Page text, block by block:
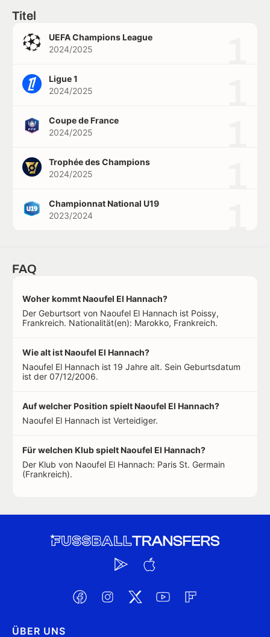
Titel
UEFA Champions League
2024/2025
Ligue 1
2024/2025
Coupe de France
2024/2025
Trophée des Champions
2024/2025
Championnat National U19
2023/2024
FAQ
Woher kommt Naoufel El Hannach?
Der Geburtsort von Naoufel El Hannach ist Poissy,
Frankreich. Nationalität(en): Marokko, Frankreich.
Wie alt ist Naoufel El Hannach?
Naoufel El Hannach ist 19 Jahre alt. Sein Geburtsdatum
ist der 07/12/2006.
Auf welcher Position spielt Naoufel El Hannach?
Naoufel El Hannach ist Verteidiger.
Für welchen Klub spielt Naoufel El Hannach?
Der Klub von Naoufel El Hannach: Paris St. Germain
(Frankreich).
ÜBER UNS